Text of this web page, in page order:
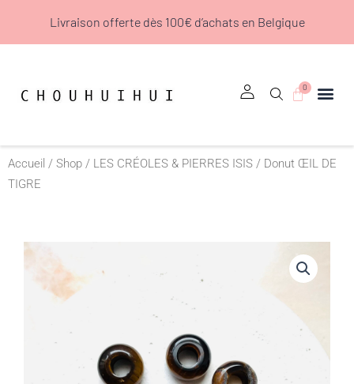
Livraison offerte dès 100€ d’achats en Belgique
0
Panier
Accueil / Shop / LES CRÉOLES & PIERRES ISIS / Donut ŒIL DE
TIGRE